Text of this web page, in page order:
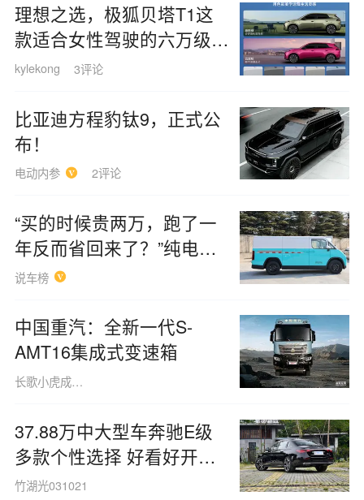
理想之选，极狐贝塔T1这
款适合女性驾驶的六万级纯
电车价值何在
kylekong 3评论
比亚迪方程豹钛9，正式公
布！
电动内参 2评论
“买的时候贵两万，跑了一
年反而省回来了？”纯电轻
客账单
说车榜
中国重汽：全新一代S-
AMT16集成式变速箱
长歌小虎成长仔
37.88万中大型车奔驰E级
多款个性选择 好看好开还
好用
竹湖光031021